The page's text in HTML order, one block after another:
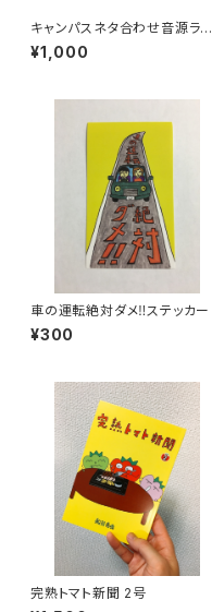
キャンパスネタ合わせ音源ライ
フ
¥1,000
車の運転絶対ダメ‼︎ステッカー
¥300
完熟トマト新聞 2号